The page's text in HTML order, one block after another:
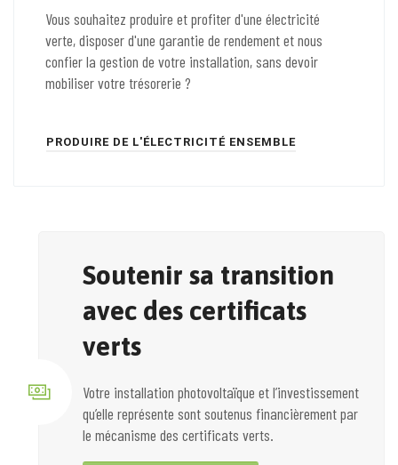
Vous souhaitez produire et profiter d'une électricité
verte, disposer d'une garantie de rendement et nous
confier la gestion de votre installation, sans devoir
mobiliser votre trésorerie ?
PRODUIRE DE L'ÉLECTRICITÉ ENSEMBLE
Soutenir sa transition
avec des certificats
verts
Votre installation photovoltaïque et l’investissement
qu’elle représente sont soutenus financièrement par
le mécanisme des certificats verts.